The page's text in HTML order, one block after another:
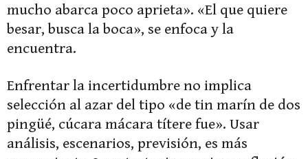
mucho abarca poco aprieta». «El que quiere
besar, busca la boca», se enfoca y la
encuentra.
Enfrentar la incertidumbre no implica
selección al azar del tipo «de tin marín de dos
pingüé, cúcara mácara títere fue». Usar
análisis, escenarios, previsión, es más